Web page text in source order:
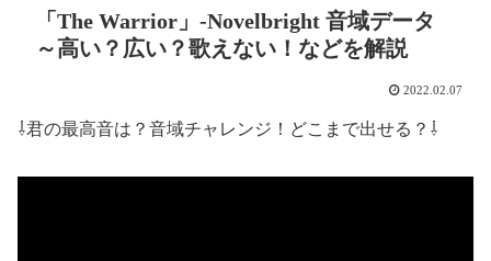
「The Warrior」-Novelbright 音域データ
～高い？広い？歌えない！などを解説
2022.02.07
⇩君の最高音は？音域チャレンジ！どこまで出せる？⇩